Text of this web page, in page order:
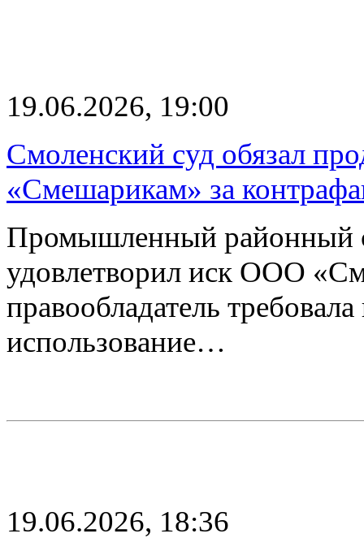
19.06.2026, 19:00
Смоленский суд обязал
«Смешарикам» за
Промышленный районный
удовлетворил иск ООО
правообладатель
использование…
19.06.2026, 18:36